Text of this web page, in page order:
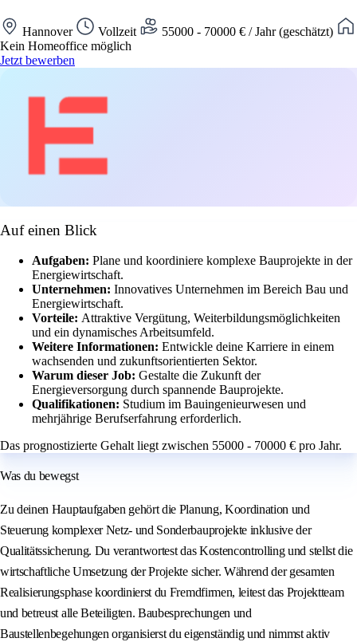
Hannover Vollzeit
55000 - 70000 € / Jahr (geschätzt)
Kein Homeoffice möglich
Jetzt bewerben
Auf einen Blick
Aufgaben: Plane und koordiniere komplexe Bauprojekte in der
Energiewirtschaft.
Unternehmen: Innovatives Unternehmen im Bereich Bau und
Energiewirtschaft.
Vorteile: Attraktive Vergütung, Weiterbildungsmöglichkeiten
und ein dynamisches Arbeitsumfeld.
Weitere Informationen: Entwickle deine Karriere in einem
wachsenden und zukunftsorientierten Sektor.
Warum dieser Job: Gestalte die Zukunft der
Energieversorgung durch spannende Bauprojekte.
Qualifikationen: Studium im Bauingenieurwesen und
mehrjährige Berufserfahrung erforderlich.
Das prognostizierte Gehalt liegt zwischen 55000 - 70000 € pro Jahr.
Was du bewegst
Zu deinen Hauptaufgaben gehört die Planung, Koordination und
Steuerung komplexer Netz- und Sonderbauprojekte inklusive der
Qualitätssicherung. Du verantwortest das Kostencontrolling und stellst die
wirtschaftliche Umsetzung der Projekte sicher. Während der gesamten
Realisierungsphase koordinierst du Fremdfirmen, leitest das Projektteam
und betreust alle Beteiligten. Baubesprechungen und
Baustellenbegehungen organisierst du eigenständig und nimmst aktiv